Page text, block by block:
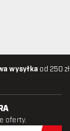
wysyłka od 250
klienta niedostępna
oferty.